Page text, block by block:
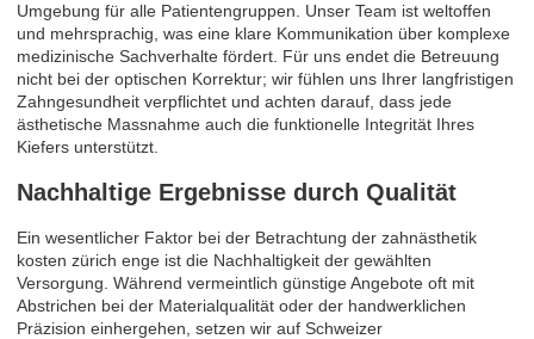
Umgebung für alle Patientengruppen. Unser Team ist weltoffen
und mehrsprachig, was eine klare Kommunikation über komplexe
medizinische Sachverhalte fördert. Für uns endet die Betreuung
nicht bei der optischen Korrektur; wir fühlen uns Ihrer langfristigen
Zahngesundheit verpflichtet und achten darauf, dass jede
ästhetische Massnahme auch die funktionelle Integrität Ihres
Kiefers unterstützt.
Nachhaltige Ergebnisse durch Qualität
Ein wesentlicher Faktor bei der Betrachtung der zahnästhetik
kosten zürich enge ist die Nachhaltigkeit der gewählten
Versorgung. Während vermeintlich günstige Angebote oft mit
Abstrichen bei der Materialqualität oder der handwerklichen
Präzision einhergehen, setzen wir auf Schweizer